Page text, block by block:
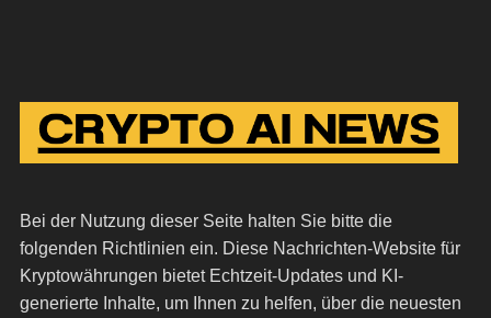
Bei der Nutzung dieser Seite halten Sie bitte die
folgenden Richtlinien ein. Diese Nachrichten-Website für
Kryptowährungen bietet Echtzeit-Updates und KI-
generierte Inhalte, um Ihnen zu helfen, über die neuesten